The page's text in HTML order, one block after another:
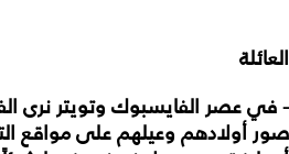
العائلة
- في عصر الفايسبوك وتويتر نرى
صور أولادهم وعيلهم على مواقع